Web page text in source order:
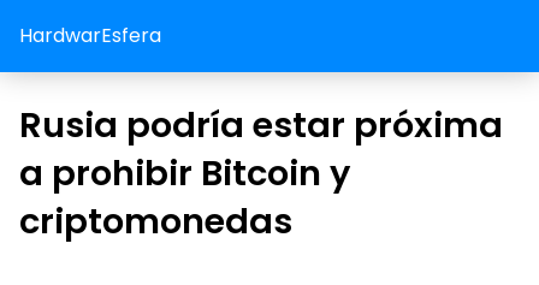
HardwarEsfera
Rusia podría estar próxima
a prohibir Bitcoin y
criptomonedas